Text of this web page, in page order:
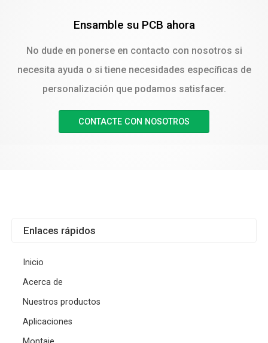
Ensamble su PCB ahora
No dude en ponerse en contacto con nosotros si
necesita ayuda o si tiene necesidades específicas de
personalización que podamos satisfacer.
CONTACTE CON NOSOTROS
Enlaces rápidos
Inicio
Acerca de
Nuestros productos
Aplicaciones